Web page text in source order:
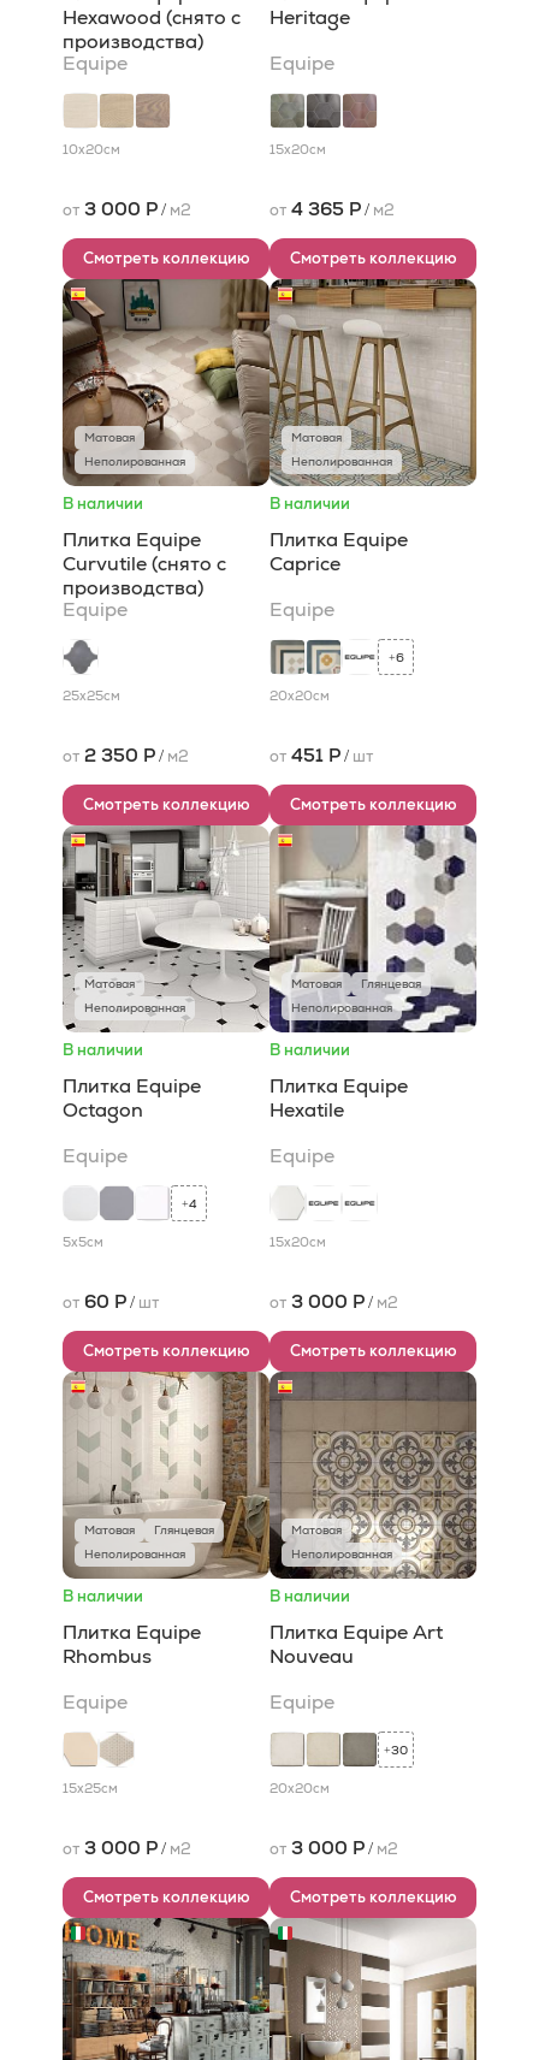
Hexawood (снято с
производства)
Equipe
10x20см
от 3 000 Р/ м2
Смотреть коллекцию
Heritage
Equipe
15x20см
от 4 365 Р/ м2
Смотреть коллекцию
Матовая
Неполированная
В наличии
Плитка Equipe
Curvutile (снято с
производства)
Equipe
25x25см
от 2 350 Р/ м2
Смотреть коллекцию
Матовая
Неполированная
В наличии
Плитка Equipe
Caprice
Equipe
+6
20x20см
от 451 Р/ шт
Смотреть коллекцию
Матовая
Неполированная
В наличии
Плитка Equipe
Octagon
Equipe
+4
5x5см
от 60 Р/ шт
Смотреть коллекцию
Матовая
Глянцевая
Неполированная
В наличии
Плитка Equipe
Hexatile
Equipe
15x20см
от 3 000 Р/ м2
Смотреть коллекцию
Матовая
Глянцевая
Неполированная
В наличии
Плитка Equipe
Rhombus
Equipe
15x25см
от 3 000 Р/ м2
Смотреть коллекцию
Матовая
Неполированная
В наличии
Плитка Equipe Art
Nouveau
Equipe
+30
20x20см
от 3 000 Р/ м2
Смотреть коллекцию